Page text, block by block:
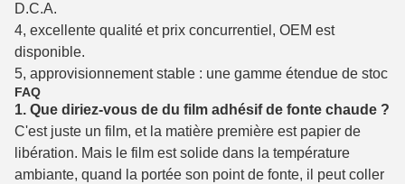
D.C.A.
4, excellente qualité et prix concurrentiel, OEM est
disponible.
5, approvisionnement stable : une gamme étendue de stoc
FAQ
1. Que diriez-vous de du film adhésif de fonte chaude ?
C'est juste un film, et la matière première est papier de
libération. Mais le film est solide dans la température
ambiante, quand la portée son point de fonte, il peut coller